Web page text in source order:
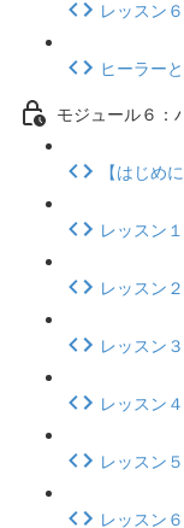
レッスン
ヒーラー
モジュール６：
【はじめ
レッスン
レッスン
レッスン
レッスン
レッスン
レッスン